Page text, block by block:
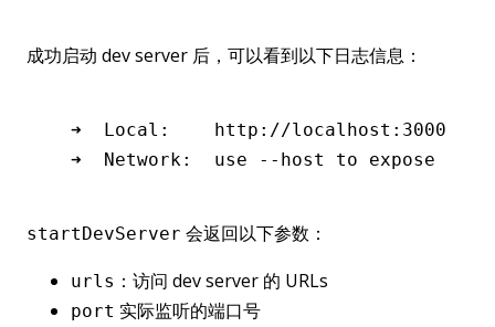
成功启动 dev server 后，可以看到以下日志信息：
  ➜  Local:    http://localhost:3000
  ➜  Network:  use --host to expose
startDevServer 会返回以下参数：
urls ：访问 dev server 的 URLs
port 实际监听的端口号